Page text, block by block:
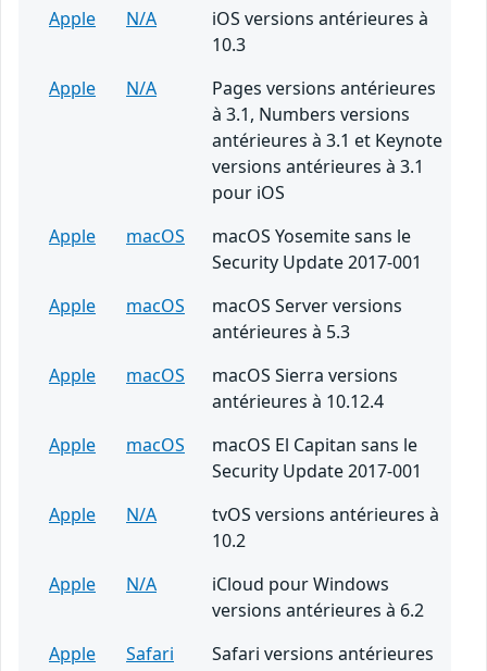
Apple
N/A
iOS versions antérieures à
10.3
Apple
N/A
Pages versions antérieures
à 3.1, Numbers versions
antérieures à 3.1 et Keynote
versions antérieures à 3.1
pour iOS
Apple
macOS
macOS Yosemite sans le
Security Update 2017-001
Apple
macOS
macOS Server versions
antérieures à 5.3
Apple
macOS
macOS Sierra versions
antérieures à 10.12.4
Apple
macOS
macOS El Capitan sans le
Security Update 2017-001
Apple
N/A
tvOS versions antérieures à
10.2
Apple
N/A
iCloud pour Windows
versions antérieures à 6.2
Apple
Safari
Safari versions antérieures